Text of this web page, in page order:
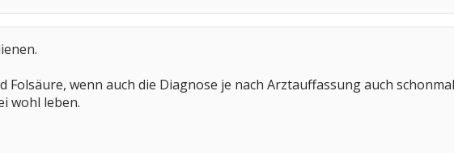
Folsäure, wenn auch die Diagnose je nach Arztauffassung auch
wohl leben.